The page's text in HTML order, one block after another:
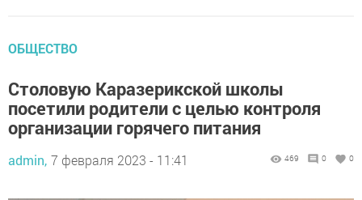
ОБЩЕСТВО
Столовую Каразерикской школы
посетили родители с целью контроля
организации горячего питания
admin, 7 февраля 2023 - 11:41 469 0 0